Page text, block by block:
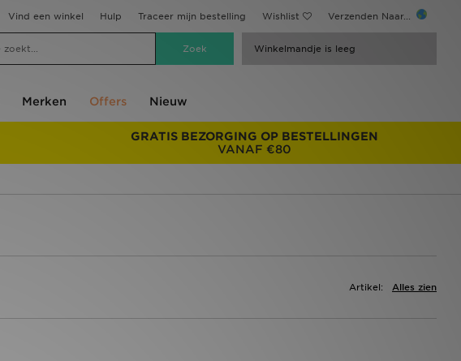
Vind een winkel Hulp Traceer mijn bestelling Wishlist Verzenden Naar...
Winkelmandje is leeg
Merken Offers Nieuw
GRATIS BEZORGING OP BESTELLINGEN
VANAF €80
Alles zien
Artikel: